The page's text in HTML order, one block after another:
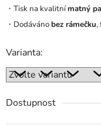
・Tisk na kvalitnímatný
・Dodávánobez rámečku,
Varianta:
Dostupnost